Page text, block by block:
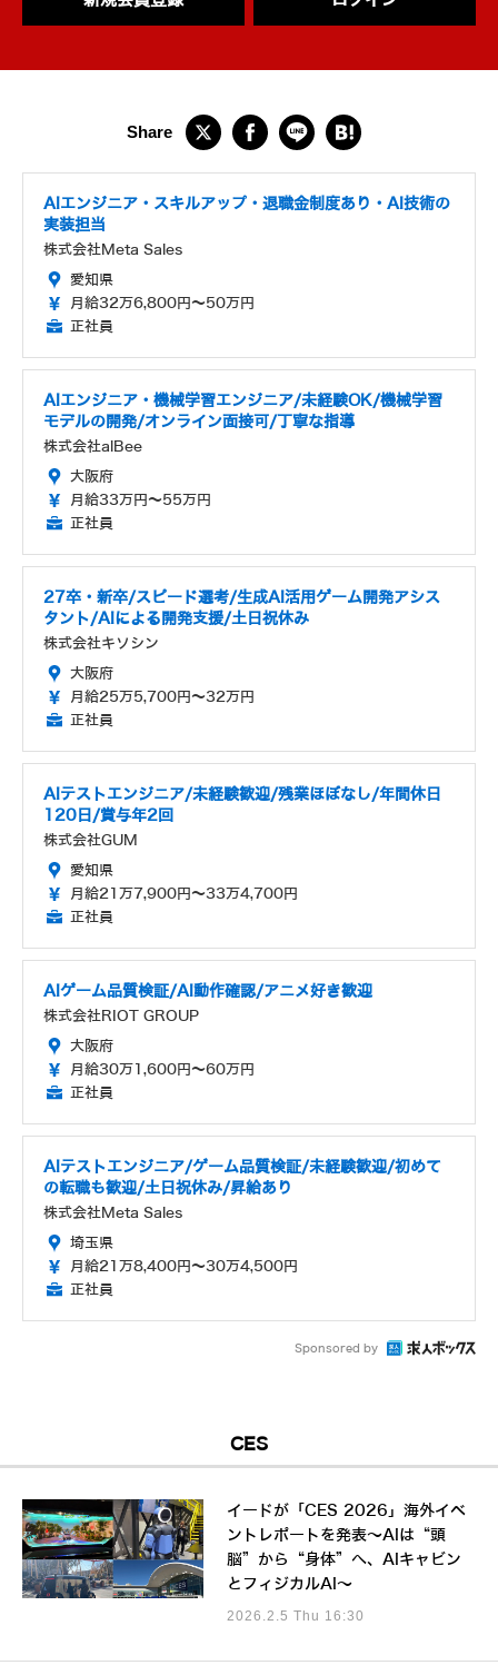
AIエンジニア・スキルアップ・退職金制度あり・AI技術の
実装担当
株式会社Meta Sales
愛知県
月給32万6,800円～50万円
正社員
AIエンジニア・機械学習エンジニア/未経験OK/機械学習
モデルの開発/オンライン面接可/丁寧な指導
株式会社alBee
大阪府
月給33万円～55万円
正社員
27卒・新卒/スピード選考/生成AI活用ゲーム開発アシス
タント/AIによる開発支援/土日祝休み
株式会社キソシン
大阪府
月給25万5,700円～32万円
正社員
AIテストエンジニア/未経験歓迎/残業ほぼなし/年間休日
120日/賞与年2回
株式会社GUM
愛知県
月給21万7,900円～33万4,700円
正社員
AIゲーム品質検証/AI動作確認/アニメ好き歓迎
株式会社RIOT GROUP
大阪府
月給30万1,600円～60万円
正社員
AIテストエンジニア/ゲーム品質検証/未経験歓迎/初めて
の転職も歓迎/土日祝休み/昇給あり
株式会社Meta Sales
埼玉県
月給21万8,400円～30万4,500円
正社員
Sponsored by
CES
イードが「CES 2026」海外イベ
ントレポートを発表～AIは“頭
脳”から“身体”へ、AIキャビン
とフィジカルAI～
2026.2.5 Thu 16:30